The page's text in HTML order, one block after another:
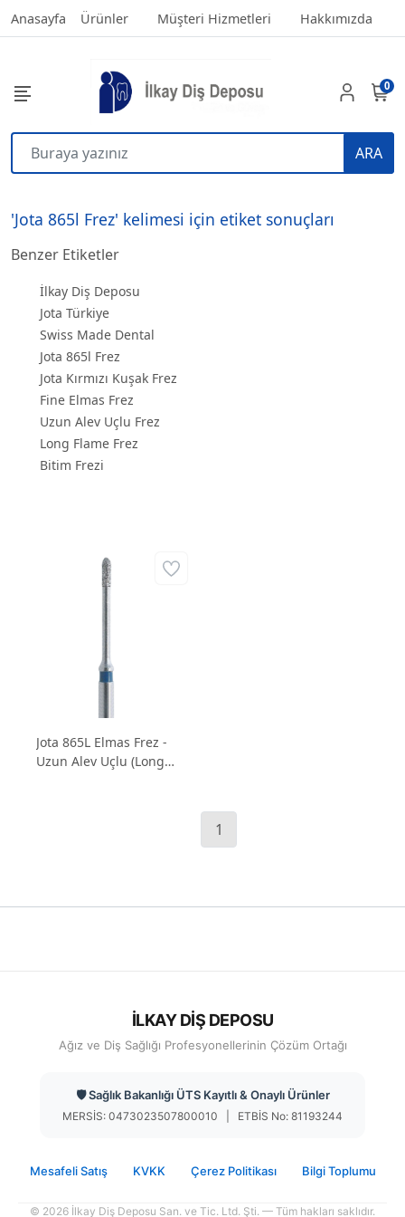
Anasayfa Ürünler Müşteri Hizmetleri Hakkımızda
ARA
0
'Jota 865l Frez' kelimesi için etiket sonuçları
Benzer Etiketler
İlkay Diş Deposu
Jota Türkiye
Swiss Made Dental
Jota 865l Frez
Jota Kırmızı Kuşak Frez
Fine Elmas Frez
Uzun Alev Uçlu Frez
Long Flame Frez
Bitim Frezi
Jota 865L Elmas Frez -
Uzun Alev Uçlu (Long
1
İLKAY DİŞ DEPOSU
Ağız ve Diş Sağlığı Profesyonellerinin Çözüm Ortağı
🛡️ Sağlık Bakanlığı ÜTS Kayıtlı & Onaylı Ürünler
MERSİS: 0473023507800010 | ETBİS No: 81193244
Mesafeli Satış KVKK Çerez Politikası Bilgi Toplumu
© 2026 İlkay Diş Deposu San. ve Tic. Ltd. Şti. — Tüm hakları saklıdır.